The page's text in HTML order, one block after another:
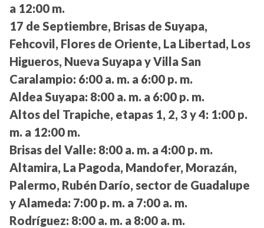
a 12:00 m.
17 de Septiembre, Brisas de Suyapa,
Fehcovil, Flores de Oriente, La Libertad, Los
Higueros, Nueva Suyapa y Villa San
Caralampio: 6:00 a. m. a 6:00 p. m.
Aldea Suyapa: 8:00 a. m. a 6:00 p. m.
Altos del Trapiche, etapas 1, 2, 3 y 4: 1:00 p.
m. a 12:00 m.
Brisas del Valle: 8:00 a. m. a 4:00 p. m.
Altamira, La Pagoda, Mandofer, Morazán,
Palermo, Rubén Darío, sector de Guadalupe
y Alameda: 7:00 p. m. a 7:00 a. m.
Rodríguez: 8:00 a. m. a 8:00 a. m.